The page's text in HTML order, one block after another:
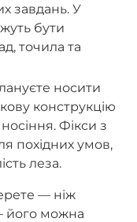
завдань. У
бути
точила та
носити
конструкцію
Фікси з
похідних умов,
леза.
— ніж
його можна